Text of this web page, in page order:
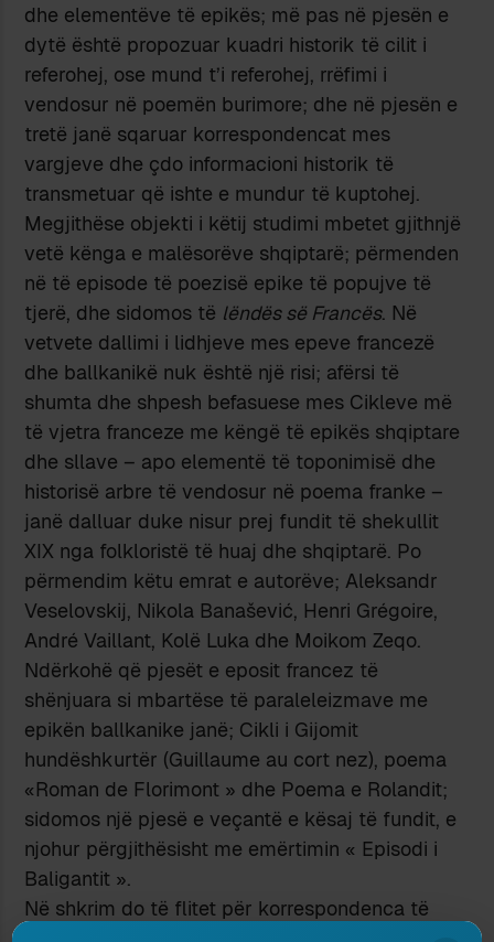
dhe elementëve të epikës; më pas në pjesën e
dytë është propozuar kuadri historik të cilit i
referohej, ose mund t’i referohej, rrëfimi i
vendosur në poemën burimore; dhe në pjesën e
tretë janë sqaruar korrespondencat mes
vargjeve dhe çdo informacioni historik të
transmetuar që ishte e mundur të kuptohej.
Megjithëse objekti i këtij studimi mbetet gjithnjë
vetë kënga e malësorëve shqiptarë; përmenden
në të episode të poezisë epike të popujve të
tjerë, dhe sidomos të lëndës së Francës. Në
vetvete dallimi i lidhjeve mes epeve francezë
dhe ballkanikë nuk është një risi; afërsi të
shumta dhe shpesh befasuese mes Cikleve më
të vjetra franceze me këngë të epikës shqiptare
dhe sllave – apo elementë të toponimisë dhe
historisë arbre të vendosur në poema franke –
janë dalluar duke nisur prej fundit të shekullit
XIX nga folkloristë të huaj dhe shqiptarë. Po
përmendim këtu emrat e autorëve; Aleksandr
Veselovskij, Nikola Banašević, Henri Grégoire,
André Vaillant, Kolë Luka dhe Moikom Zeqo.
Ndërkohë që pjesët e eposit francez të
shënjuara si mbartëse të paraleleizmave me
epikën ballkanike janë; Cikli i Gijomit
hundëshkurtër (Guillaume au cort nez), poema
«Roman de Florimont » dhe Poema e Rolandit;
sidomos një pjesë e veçantë e kësaj të fundit, e
njohur përgjithësisht me emërtimin « Episodi i
Baligantit ».
Në shkrim do të flitet për korrespondenca të